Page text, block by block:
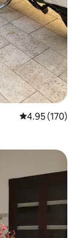
Calificación
4.95 (170)